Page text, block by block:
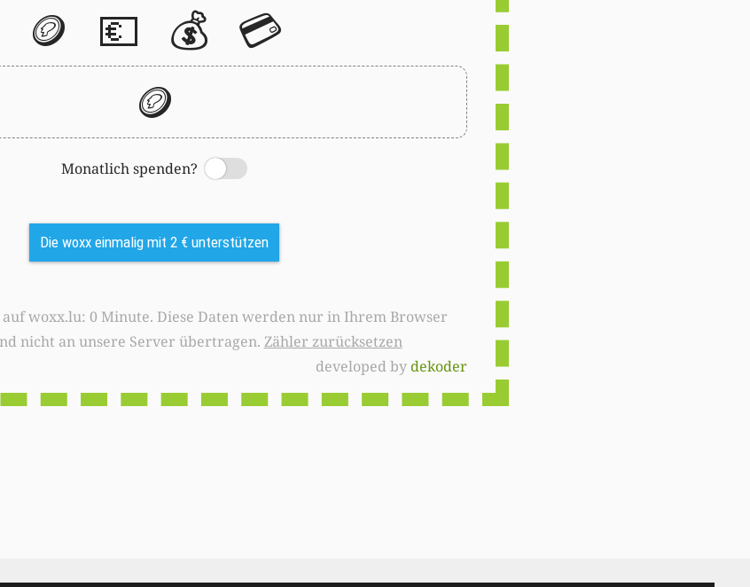
🪙 💶 💰 💳
🪙
Monatlich spenden?
Switch
Die woxx einmalig mit 2 € unterstützen
werden nur in Ihrem Browser
nicht an unsere Server übertragen. Zähler zurücksetzen
developed bydekoder